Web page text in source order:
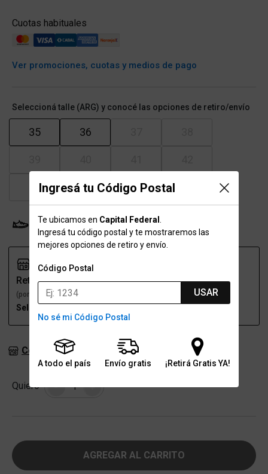
Ingresá tu Código Postal
Te ubicamos en Capital Federal
Ingresá tu código postal y te mostraremos las
mejores opciones de retiro y envío.
Código Postal
USAR
No sé mi Código Postal
A todo el país Envío gratis ¡Retirá Gratis YA!
Cuotas habituales
Ver promociones, cuotas y medios de pago
Seleccioná talle (ARG) y conocé las opciones de retiro/envío
35 36
43 44 45
Probador Virtual Tabla de talles
Retiro
(por una sucursal)
Seleccioná talle
Envío
Consultar stock en sucursales
Quiero - +
AGREGAR AL CARRITO